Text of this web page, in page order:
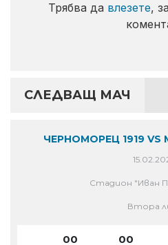
Трябва да влезете,
СЛЕДВАЩ МАЧ
ЧЕРНОМОРЕЦ 1919
Стадион "Иван
Втора
00 00